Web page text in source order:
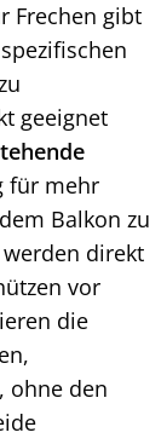
Frechen gibt
geeignet
für mehr
Balkon zu
direkt
vor
die
, ohne den